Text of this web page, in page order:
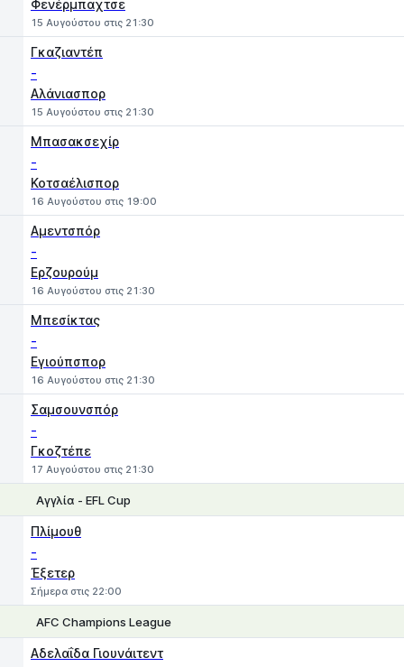
Φενέρμπαχτσε
15 Αυγούστου στις 21:30
Γκαζιαντέπ
-
Αλάνιασπορ
15 Αυγούστου στις 21:30
Μπασακσεχίρ
-
Κοτσαέλισπορ
16 Αυγούστου στις 19:00
Αμεντσπόρ
-
Ερζουρούμ
16 Αυγούστου στις 21:30
Μπεσίκτας
-
Εγιούπσπορ
16 Αυγούστου στις 21:30
Σαμσουνσπόρ
-
Γκοζτέπε
17 Αυγούστου στις 21:30
Αγγλία - EFL Cup
Πλίμουθ
-
Έξετερ
Σήμερα στις 22:00
AFC Champions League
Αδελαΐδα Γιουνάιτεντ